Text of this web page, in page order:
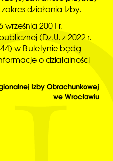
działania Izby.
2001 r.
(Dz.U. z 2022 r.
w Biuletynie będą
o działalności
Izby Obrachunkowej
we Wrocławiu